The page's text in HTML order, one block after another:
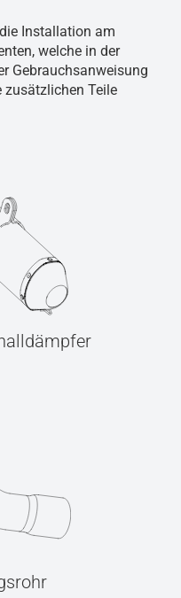
Installation am
welche in der
Gebrauchsanweisung
zusätzlichen Teile